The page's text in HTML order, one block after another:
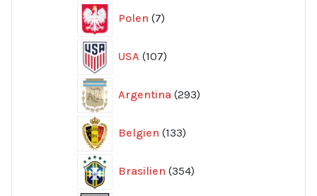
Polen 7
produkter
USA 107
produkter
Argentina 293
produkter
Belgien 133
produkter
Brasilien 354
produkter